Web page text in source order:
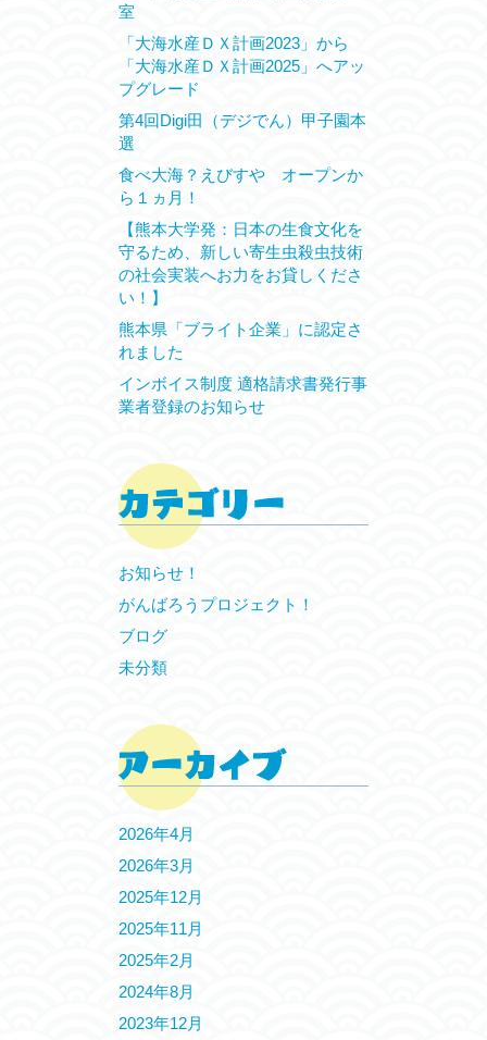
室
「大海水産ＤＸ計画2023」から
「大海水産ＤＸ計画2025」へアッ
プグレード
第4回Digi田（デジでん）甲子園本
選
食べ大海？えびすや オープンか
ら１ヵ月！
【熊本大学発：日本の生食文化を
守るため、新しい寄生虫殺虫技術
の社会実装へお力をお貸しくださ
い！】
熊本県「ブライト企業」に認定さ
れました
インボイス制度 適格請求書発行事
業者登録のお知らせ
お知らせ！
がんばろうプロジェクト！
ブログ
未分類
2026年4月
2026年3月
2025年12月
2025年11月
2025年2月
2024年8月
2023年12月